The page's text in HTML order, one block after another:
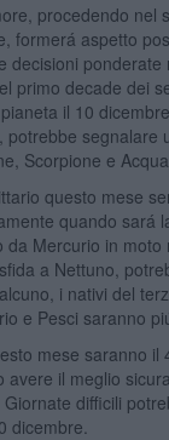
procedendo nel
formerá aspetto
decisioni ponderate
primo decade dei
il 10
segnalare
Scorpione e
questo mese
quando sará
Mercurio in moto
a Nettuno,
i nativi del
e Pesci saranno
mese saranno il
il meglio
difficili
dicembre.